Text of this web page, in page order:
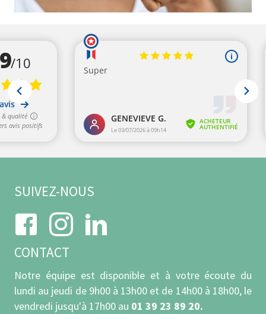
SUIVEZ-NOUS
CONTACT
Notre équipe est disponible et à votre écoute du
lundi au jeudi de 9h00 à 13h00 et de 14h00 à 18h00, le
vendredi jusqu'à 17h00 au 01 39 23 89 20.